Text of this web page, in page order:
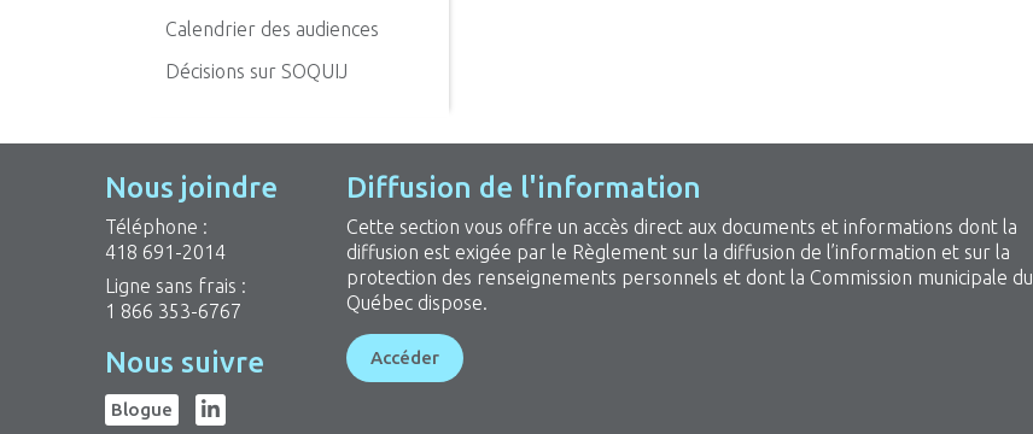
Calendrier des audiences
Décisions sur SOQUIJ
Nous joindre
Téléphone :
418 691-2014
Ligne sans frais :
1 866 353-6767
Nous suivre
Blogue
Diffusion de l'information
Cette section vous offre un accès direct aux documents et informations dont la
diffusion est exigée par le Règlement sur la diffusion de l’information et sur la
protection des renseignements personnels et dont la Commission municipale du
Québec dispose.
Accéder